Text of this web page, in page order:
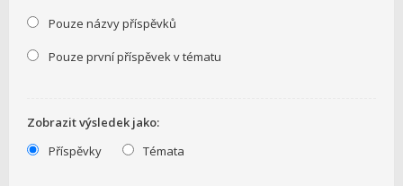
Pouze názvy příspěvků
Pouze první příspěvek v tématu
Zobrazit výsledek jako:
Příspěvky
Témata